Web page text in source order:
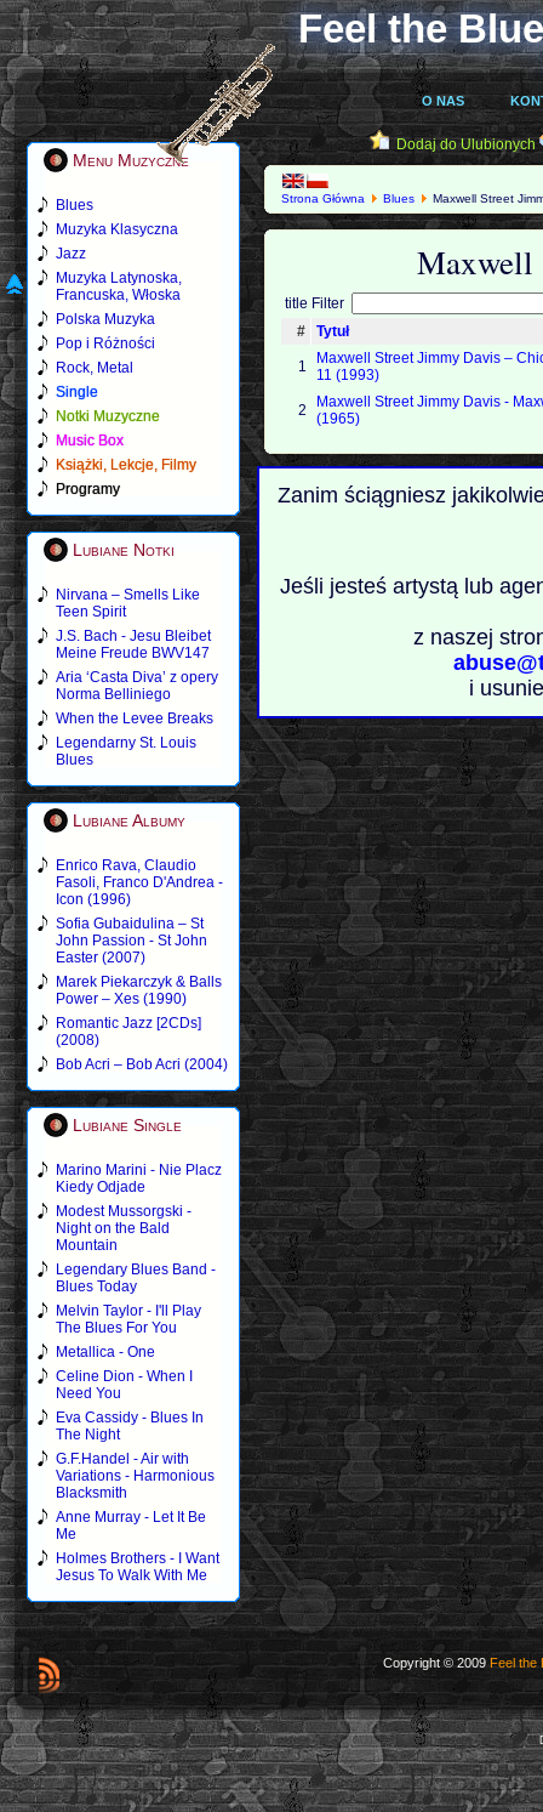
Feel the
O NAS
Menu Muzyczne
Blues
Muzyka Klasyczna
Jazz
Muzyka Latynoska,
Francuska, Włoska
Polska Muzyka
Pop i Różności
Rock, Metal
Single
Notki Muzyczne
Music Box
Książki, Lekcje, Filmy
Programy
Lubiane Notki
Nirvana – Smells Like
Teen Spirit
J.S. Bach - Jesu Bleibet
Meine Freude BWV147
Aria ‘Casta Diva’ z opery
Norma Belliniego
When the Levee Breaks
Legendarny St. Louis
Blues
Lubiane Albumy
Enrico Rava, Claudio
Fasoli, Franco D'Andrea -
Icon (1996)
Sofia Gubaidulina – St
John Passion - St John
Easter (2007)
Marek Piekarczyk & Balls
Power – Xes (1990)
Romantic Jazz [2CDs]
(2008)
Bob Acri – Bob Acri (2004)
Lubiane Single
Marino Marini - Nie Placz
Kiedy Odjade
Modest Mussorgski -
Night on the Bald
Mountain
Legendary Blues Band -
Blues Today
Melvin Taylor - I'll Play
The Blues For You
Metallica - One
Celine Dion - When I
Need You
Eva Cassidy - Blues In
The Night
G.F.Handel - Air with
Variations - Harmonious
Blacksmith
Anne Murray - Let It Be
Me
Holmes Brothers - I Want
Jesus To Walk With Me
Dodaj do Ulubionych
Strona Główna Blues Maxwell Street
Maxwell
title Filter
#
Tytuł
1
Maxwell Street Jimmy Davis ‎–
11 (1993)
2
Maxwell Street Jimmy Davis -
(1965)
Zanim ściągniesz
Jeśli jesteś artystą lub
z naszej
i
Copyright © 2009 Feel the